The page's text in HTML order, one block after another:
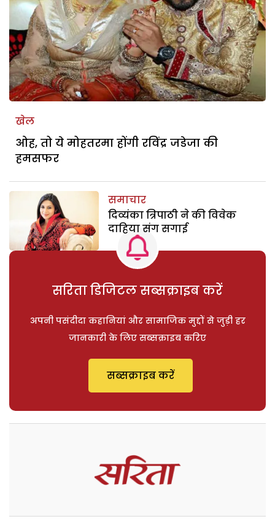
खेल
ओह, तो ये मोहतरमा होंगी रविंद्र जडेजा की
हमसफर
समाचार
दिव्यंका त्रिपाठी ने की विवेक
दाहिया संग सगाई
सरिता डिजिटल सब्सक्राइब करें
अपनी पसंदीदा कहानियां और सामाजिक मुद्दों से जुड़ी हर
जानकारी के लिए सब्सक्राइब करिए
सब्सक्राइब करें